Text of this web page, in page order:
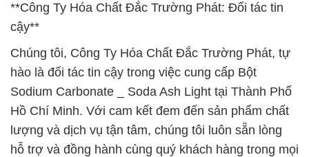
**Công Ty Hóa Chất Đắc Trường Phát: Đối tác tin
cậy**
Chúng tôi, Công Ty Hóa Chất Đắc Trường Phát, tự
hào là đối tác tin cậy trong việc cung cấp Bột
Sodium Carbonate _ Soda Ash Light tại Thành Phố
Hồ Chí Minh. Với cam kết đem đến sản phẩm chất
lượng và dịch vụ tận tâm, chúng tôi luôn sẵn lòng
hỗ trợ và đồng hành cùng quý khách hàng trong mọi